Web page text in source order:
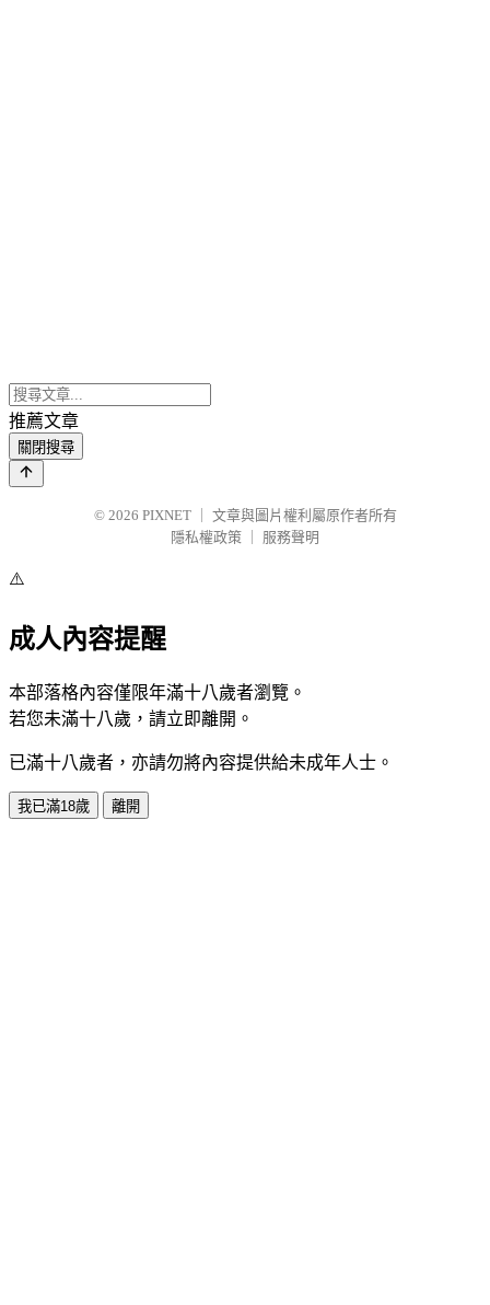
推薦文章
關閉搜尋
© 2026 PIXNET
文章與圖片權利屬原作者所有
隱私權政策
服務聲明
⚠️
成人內容提醒
本部落格內容僅限年滿十八歲者瀏覽。
若您未滿十八歲，請立即離開。
已滿十八歲者，亦請勿將內容提供給未成年人士。
我已滿18歲 離開